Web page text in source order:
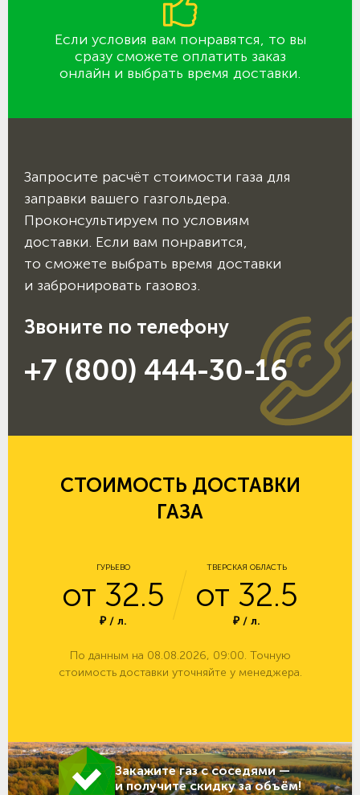
Если условия вам понравятся, то вы
сразу сможете оплатить заказ
онлайн и выбрать время доставки.
Запросите расчёт стоимости газа для
заправки вашего газгольдера.
Проконсультируем по условиям
доставки. Если вам понравится,
то сможете выбрать время доставки
и забронировать газовоз.
Звоните по телефону
+7 (800) 444-30-16
СТОИМОСТЬ ДОСТАВКИ
ГАЗА
ГУРЬЕВО
от 32.5
₽ / л.
ТВЕРСКАЯ ОБЛАСТЬ
от 32.5
₽ / л.
По данным на 08.08.2026, 09:00. Точную
стоимость доставки уточняйте у менеджера.
Закажите газ с соседями —
и получите скидку за объём!